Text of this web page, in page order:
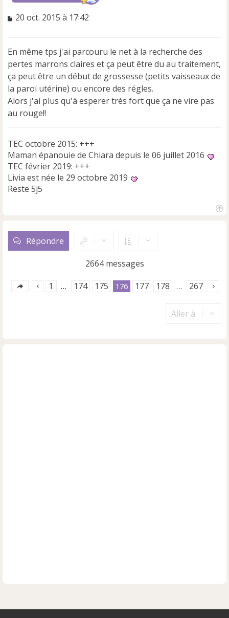
M
a
g
e
n
o
n
l
20 oct. 2015 à 17:42
En même tps j'ai parcouru le net à la recherche des
pertes marrons claires et ça peut être du au traitement,
ça peut être un début de grossesse (petits vaisseaux de
la paroi utérine) ou encore des régles.
Alors j'ai plus qu'à esperer trés fort que ça ne vire pas
au rouge!!
TEC octobre 2015: +++
Maman épanouie de Chiara depuis le 06 juillet 2016
TEC février 2019: +++
Livia est née le 29 octobre 2019
Reste 5j5
Répondre
2664 messages
1 … 174 175 176 177 178 … 267
Aller à